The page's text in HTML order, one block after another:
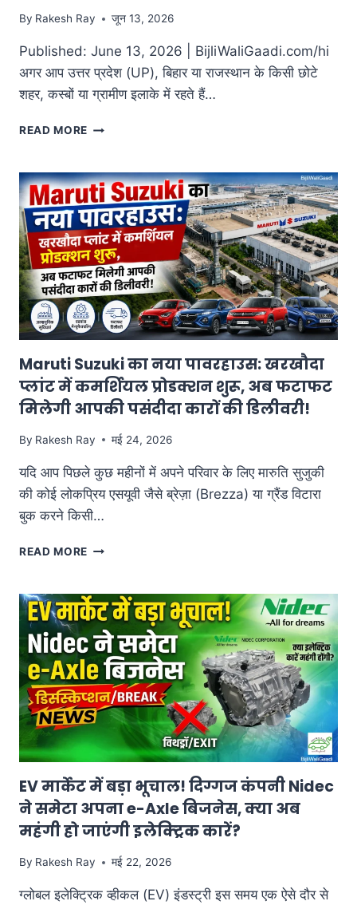
By Rakesh Ray जून 13, 2026
Published: June 13, 2026 | BijliWaliGaadi.com/hi
अगर आप उत्तर प्रदेश (UP), बिहार या राजस्थान के किसी छोटे
शहर, कस्बों या ग्रामीण इलाके में रहते हैं…
READ MORE टाटा
हाइक
2026:
यूपी,
बिहार
और
राजस्थान
के
पेट्रोल
दामों
के
सामने
क्यों
फेल
है
1.5%
बढ़ोतरी?
Maruti Suzuki का नया पावरहाउस: खरखौदा
प्लांट में कमर्शियल प्रोडक्शन शुरू, अब फटाफट
मिलेगी आपकी पसंदीदा कारों की डिलीवरी!
By Rakesh Ray मई 24, 2026
यदि आप पिछले कुछ महीनों में अपने परिवार के लिए मारुति सुजुकी
की कोई लोकप्रिय एसयूवी जैसे ब्रेज़ा (Brezza) या ग्रैंड विटारा
बुक करने किसी…
READ MORE MARUTI
नया
पावरहाउस:
खरखौदा
प्लांट
में
कमर्शियल
प्रोडक्शन
शुरू,
अब
फटाफट
मिलेगी
आपकी
कारों
की
EV मार्केट में बड़ा भूचाल! दिग्गज कंपनी Nidec
ने समेटा अपना e-Axle बिजनेस, क्या अब
महंगी हो जाएंगी इलेक्ट्रिक कारें?
By Rakesh Ray मई 22, 2026
ग्लोबल इलेक्ट्रिक व्हीकल (EV) इंडस्ट्री इस समय एक ऐसे दौर से